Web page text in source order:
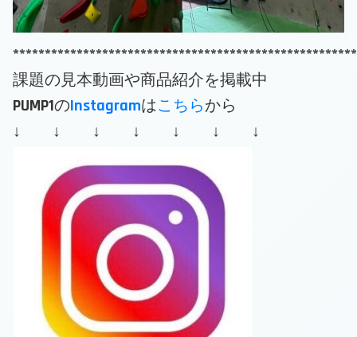
課題の見本動画や商品紹介を掲載中
PUMP1のInstagramはこちらから
↓ ↓ ↓ ↓ ↓ ↓ ↓